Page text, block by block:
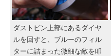
ダストビン上部にあるダイヤ
ルを回すと、ブルーのフィル
ターに詰まった微細な敵を叩